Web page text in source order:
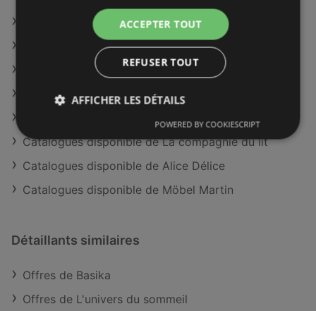
Offres de Meubles Lambermont
Offres de Mondial Tissus
Offres de Cuisines Schmidt
Catalogues disponible de Xooon
Catalogues disponible de Le roi du matelas
Catalogues disponible de La compagnie du lit
Catalogues disponible de Alice Délice
Catalogues disponible de Möbel Martin
Détaillants similaires
Offres de Basika
Offres de L'univers du sommeil
ACCEPTER TOUT
REFUSER TOUT
AFFICHER LES DÉTAILS
POWERED BY COOKIESCRIPT